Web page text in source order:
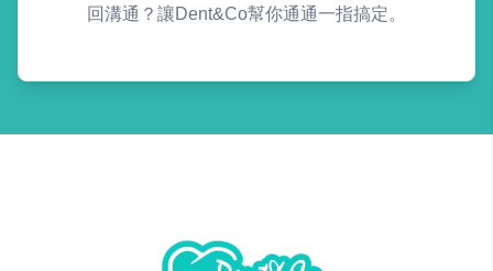
回溝通？讓Dent&Co幫你通通一指搞定。